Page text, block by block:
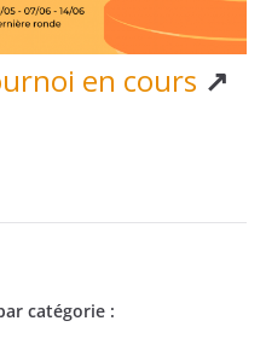
en cours ↗
catégorie :